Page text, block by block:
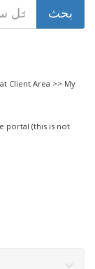
Client Area >> My
portal (this is not